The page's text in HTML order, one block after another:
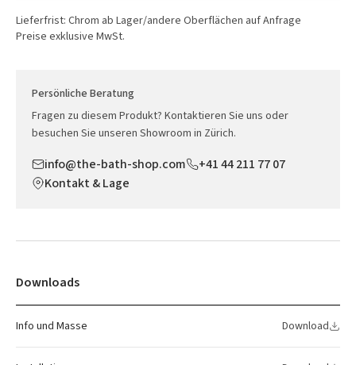
Lieferfrist: Chrom ab Lager/andere Oberflächen auf Anfrage
Preise exklusive MwSt.
Persönliche Beratung
Fragen zu diesem Produkt? Kontaktieren Sie uns oder
besuchen Sie unseren Showroom in Zürich.
info@the-bath-shop.com
+41 44 211 77 07
Kontakt & Lage
Downloads
Info und Masse Download